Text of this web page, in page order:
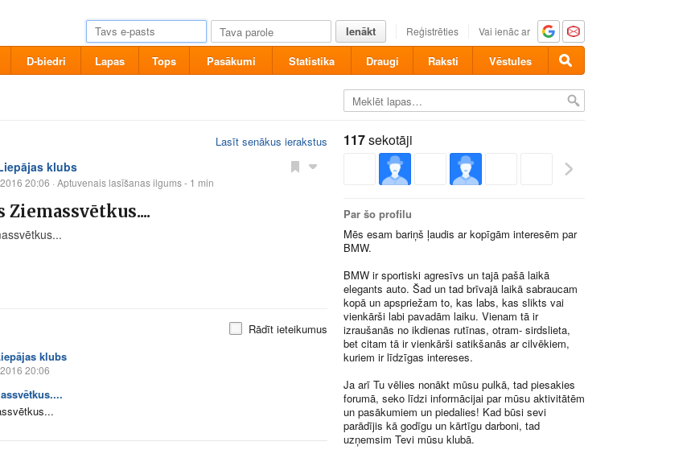
Ienākt Reģistrēties Vai ienāc ar
D-biedri Lapas Tops Pasākumi Statistika Draugi Raksti Vēstules
Lasīt senākus ierakstus
klubs
20:06 · Aptuvenais lasīšanas ilgums - 1 min
Ziemassvētkus....
Rādīt ieteikumus
klubs
20:06
117sekotāji
Par šo profilu
Mēs esam bariņš ļaudis ar kopīgām interesēm par
BMW.
BMW ir sportiski agresīvs un tajā pašā laikā
elegants auto. Šad un tad brīvajā laikā sabraucam
kopā un apspriežam to, kas labs, kas slikts vai
vienkārši labi pavadām laiku. Vienam tā ir
izraušanās no ikdienas rutīnas, otram- sirdslieta,
bet citam tā ir vienkārši satikšanās ar cilvēkiem,
kuriem ir līdzīgas intereses.
Ja arī Tu vēlies nonākt mūsu pulkā, tad piesakies
forumā, seko līdzi informācijai par mūsu aktivitātēm
un pasākumiem un piedalies! Kad būsi sevi
parādījis kā godīgu un kārtīgu darboni, tad
uzņemsim Tevi mūsu klubā.